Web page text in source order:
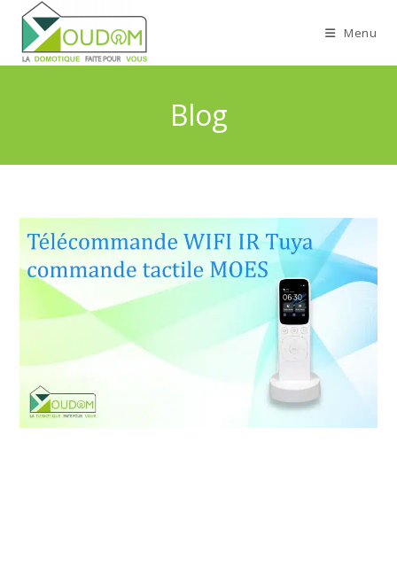
Menu
Blog